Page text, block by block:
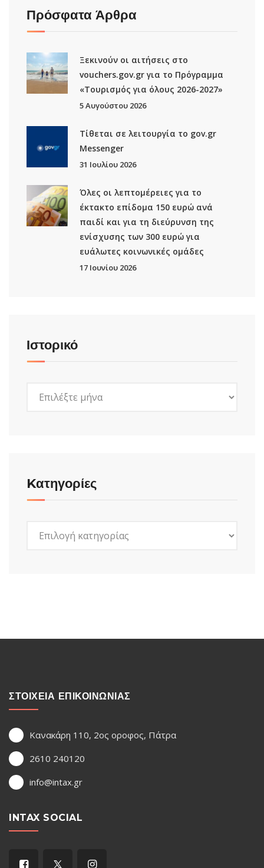
Πρόσφατα Άρθρα
Ξεκινούν οι αιτήσεις στο
vouchers.gov.gr για το Πρόγραμμα
«Τουρισμός για όλους 2026-2027»
5 Αυγούστου 2026
Τίθεται σε λειτουργία το gov.gr
Μessenger
31 Ιουλίου 2026
Όλες οι λεπτομέρειες για το
έκτακτο επίδομα 150 ευρώ ανά
παιδί και για τη διεύρυνση της
ενίσχυσης των 300 ευρώ για
ευάλωτες κοινωνικές ομάδες
17 Ιουνίου 2026
Ιστορικό
Kατηγορίες
ΣΤΟΙΧΕΙΑ ΕΠΙΚΟΙΝΩΝΙΑΣ
Κανακάρη 110, 2ος οροφος, Πάτρα
2610 240120
info@intax.gr
INTAX SOCIAL